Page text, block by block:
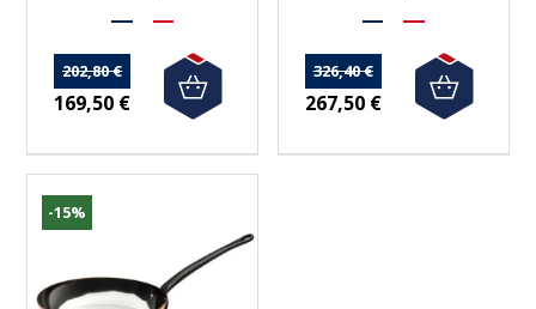
202,80 €
169,50 €
326,40 €
267,50 €
-15%